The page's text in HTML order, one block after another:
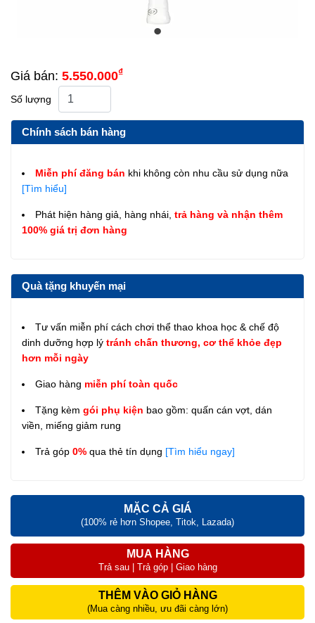
Giá bán: 5.550.000₫
Số lượng
Chính sách bán hàng
Miễn phí đăng bán khi không còn nhu cầu sử dụng nữa
[Tìm hiểu]
Phát hiện hàng giả, hàng nhái, trả hàng và nhận thêm
100% giá trị đơn hàng
Quà tặng khuyến mại
Tư vấn miễn phí cách chơi thể thao khoa học & chế độ
dinh dưỡng hợp lý tránh chấn thương, cơ thể khỏe đẹp
hơn mỗi ngày
Giao hàng miễn phí toàn quốc
Tặng kèm gói phụ kiện bao gồm: quấn cán vợt, dán
viền, miếng giảm rung
Trả góp 0% qua thẻ tín dụng [Tìm hiểu ngay]
MẶC CẢ GIÁ
(100% rẻ hơn Shopee, Titok, Lazada)
MUA HÀNG
Trả sau | Trả góp | Giao hàng
THÊM VÀO GIỎ HÀNG
(Mua càng nhiều, ưu đãi càng lớn)